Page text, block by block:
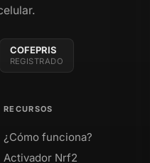
COFEPRIS
REGISTRADO
RECURSOS
¿Cómo funciona?
Activador Nrf2